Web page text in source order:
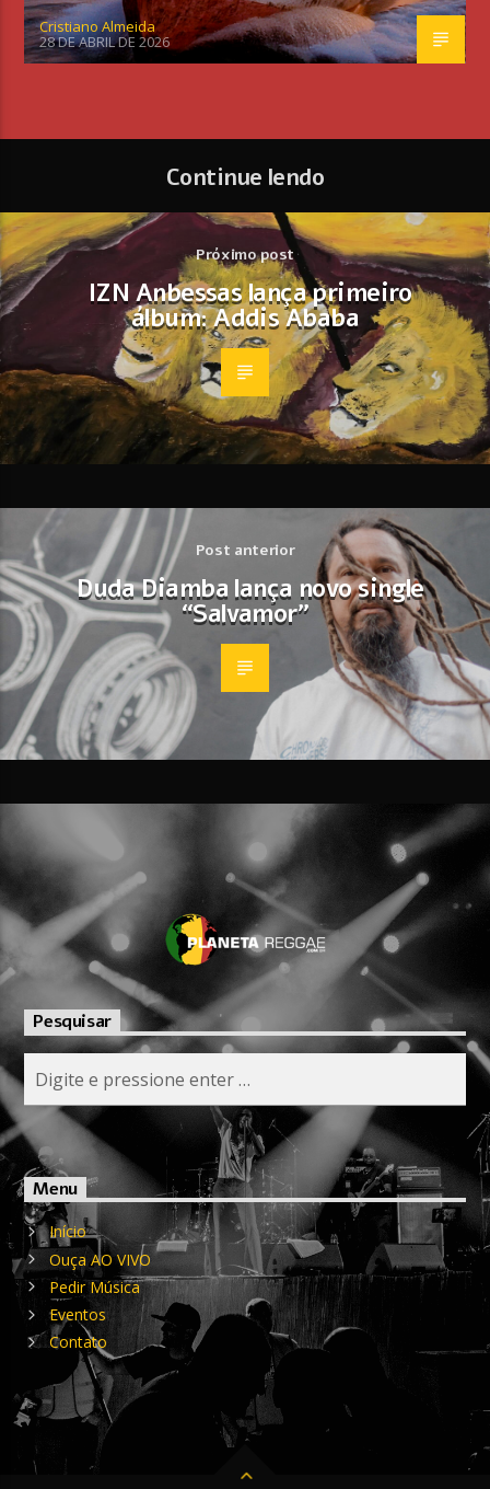
Cristiano Almeida
28 DE ABRIL DE 2026
Continue lendo
Próximo post
IZN Anbessas lança primeiro
álbum: Addis Ababa
Post anterior
Duda Diamba lança novo single
“Salvamor”
Pesquisar
Menu
Início
Ouça AO VIVO
Pedir Música
Eventos
Contato